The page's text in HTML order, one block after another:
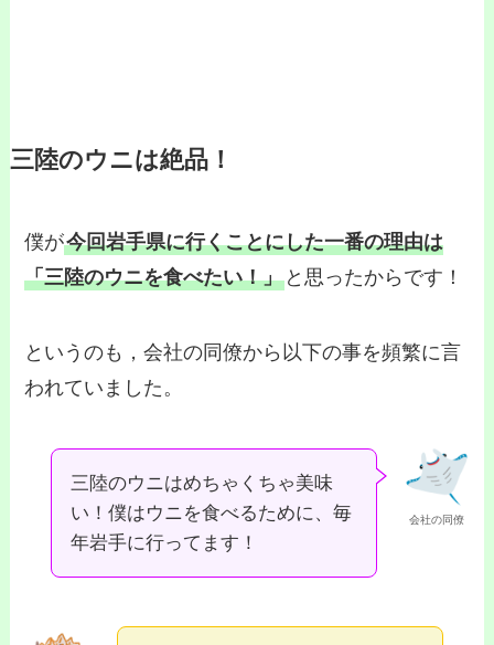
三陸のウニは絶品！
僕が今回岩手県に行くことにした一番の理由は
「三陸のウニを食べたい！」 と思ったからです！
というのも，会社の同僚から以下の事を頻繁に言
われていました。
会社の同僚
三陸のウニはめちゃくちゃ美味
い！僕はウニを食べるために、毎
年岩手に行ってます！